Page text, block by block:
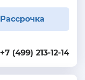
Рассрочка
+7 (499) 213-12-14